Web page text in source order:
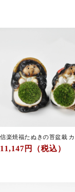
格
信楽焼福たぬきの苔盆栽
通
11,147 円（税込）